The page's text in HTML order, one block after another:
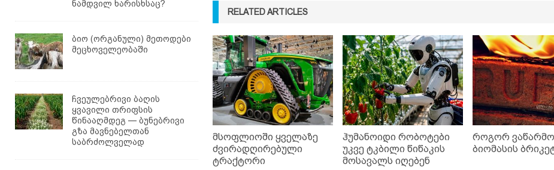
RELATED ARTICLES
მსოფლიოში ყველაზე
ძვირადღირებული
ტრაქტორი
ჰუმანოიდი რობოტები
უკვე ტკბილი წიწაკის
მოსავალს იღებენ
როგორ
ბიომასის
ნამდვილ ხარისხსაც?
ბიო (ორგანული) მეთოდები
მეცხოველეობაში
ჩვეულებრივი ბაღის
ყვავილი თრიფსის
წინააღმდეგ — ბუნებრივი
გზა მავნებელთან
საბრძოლველად